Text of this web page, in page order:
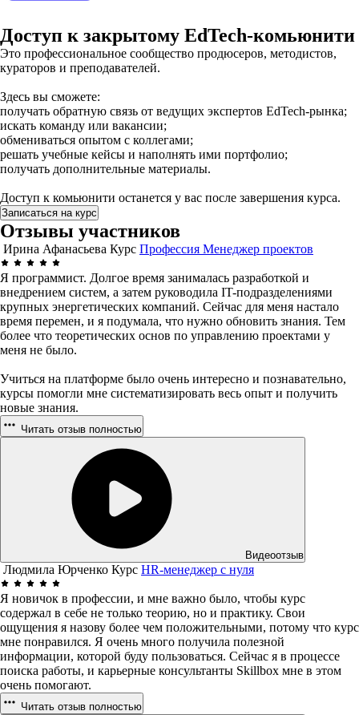
Доступ к закрытому EdTech-комьюнити
Это профессиональное сообщество продюсеров, методистов,
кураторов и преподавателей.
Здесь вы сможете:
получать обратную связь от ведущих экспертов EdTech-рынка;
искать команду или вакансии;
обмениваться опытом с коллегами;
решать учебные кейсы и наполнять ими портфолио;
получать дополнительные материалы.
Доступ к комьюнити останется у вас после завершения курса.
Записаться на курс
Отзывы участников
Ирина Афанасьева Курс Профессия Менеджер проектов
Я программист. Долгое время занималась разработкой и
внедрением систем, а затем руководила IT-подразделениями
крупных энергетических компаний. Сейчас для меня настало
время перемен, и я подумала, что нужно обновить знания. Тем
более что теоретических основ по управлению проектами у
меня не было.
Учиться на платформе было очень интересно и познавательно,
курсы помогли мне систематизировать весь опыт и получить
новые знания.
Читать отзыв полностью
Видеоотзыв
Людмила Юрченко Курс HR-менеджер с нуля
Я новичок в профессии, и мне важно было, чтобы курс
содержал в себе не только теорию, но и практику. Свои
ощущения я назову более чем положительными, потому что курс
мне понравился. Я очень много получила полезной
информации, которой буду пользоваться. Сейчас я в процессе
поиска работы, и карьерные консультанты Skillbox мне в этом
очень помогают.
Читать отзыв полностью